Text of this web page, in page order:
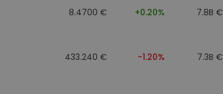
8.4700 € +0.20% 7.8B €
433.240 € -1.20% 7.3B €